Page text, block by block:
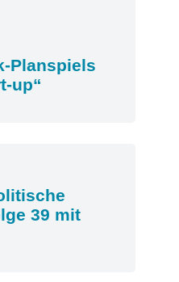
Planspiels
up“
39 mit